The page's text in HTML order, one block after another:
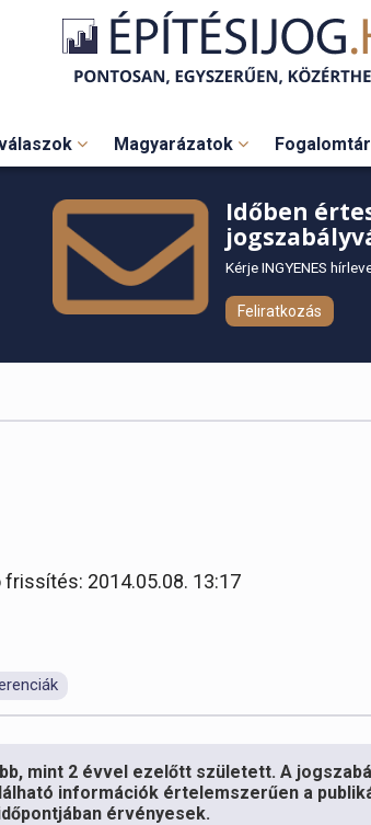
Magyarázatok Fogalomtár
Időben
Kérje INGYENES
Feliratkozás
2014.05.08. 13:17
mint 2 évvel ezelőtt született. A
információk értelemszerűen a
érvényesek.